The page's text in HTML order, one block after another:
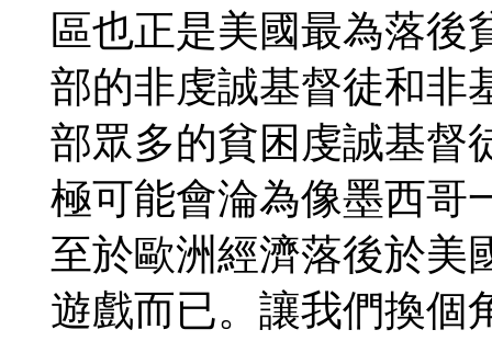
區也正是美國最為落後
部的非虔誠基督徒和非
部眾多的貧困虔誠基督
極可能會淪為像墨西哥
至於歐洲經濟落後於美
遊戲而已。讓我們換個